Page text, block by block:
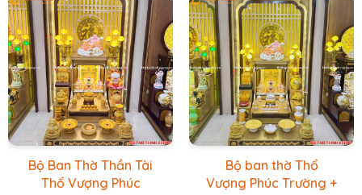
Bộ Ban Thờ Thần Tài
Thổ Vượng Phúc
Bộ ban thờ Thổ
Vượng Phúc Trường +